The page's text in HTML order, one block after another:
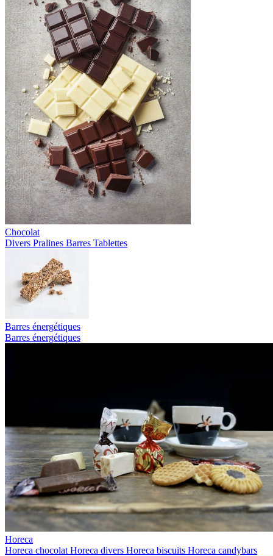
Chocolat
Divers Pralines Barres Tablettes
Barres énergétiques
Barres énergétiques
Horeca
Horeca chocolat Horeca divers Horeca biscuits Horeca candybars